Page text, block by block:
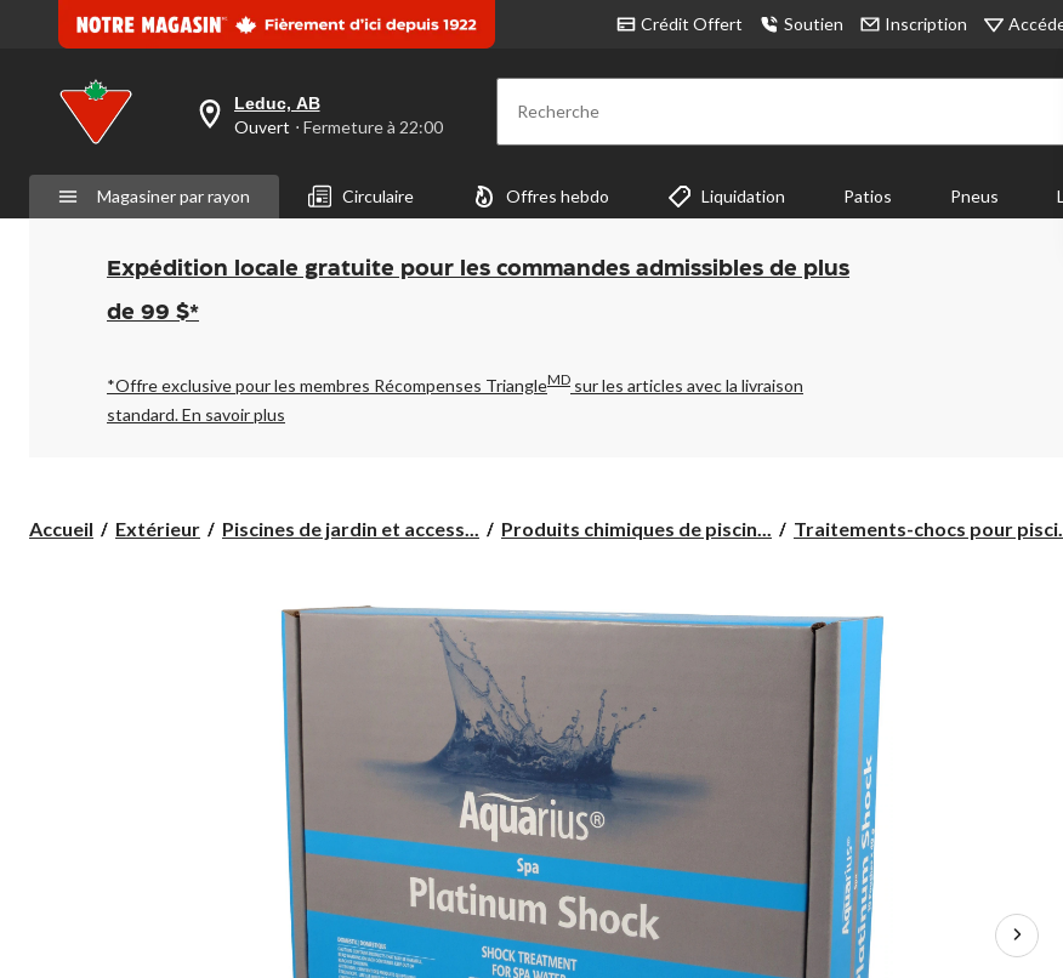
Crédit Offert Soutien Inscription
votre
est
Leduc,
AB,
Ouvert,
Fermeture
à
pour
changer
Leduc, AB
Ouvert ⋅ Fermeture à 22:00 Recherche
Magasiner par rayon Circulaire Offres hebdo Liquidation Patios Pneus
Expédition locale gratuite pour les commandes admissibles de plus
de 99 $*
*Offre exclusive pour les membres Récompenses TriangleMD sur les articles avec la livraison
standard.En savoir plus
Accueil Extérieur Piscines de jardin et access... Produits chimiques de piscin... Traitements-chocs pour pisci...